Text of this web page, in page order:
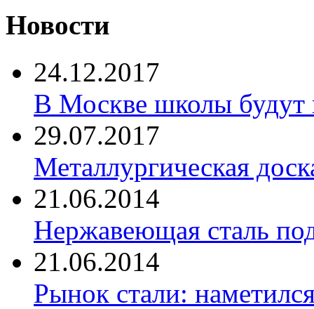
Новости
24.12.2017
В Москве школы будут
29.07.2017
Металлургическая
21.06.2014
Нержавеющая сталь
21.06.2014
Рынок стали: